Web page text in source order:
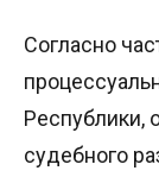
Согласно
Республики,
судебного